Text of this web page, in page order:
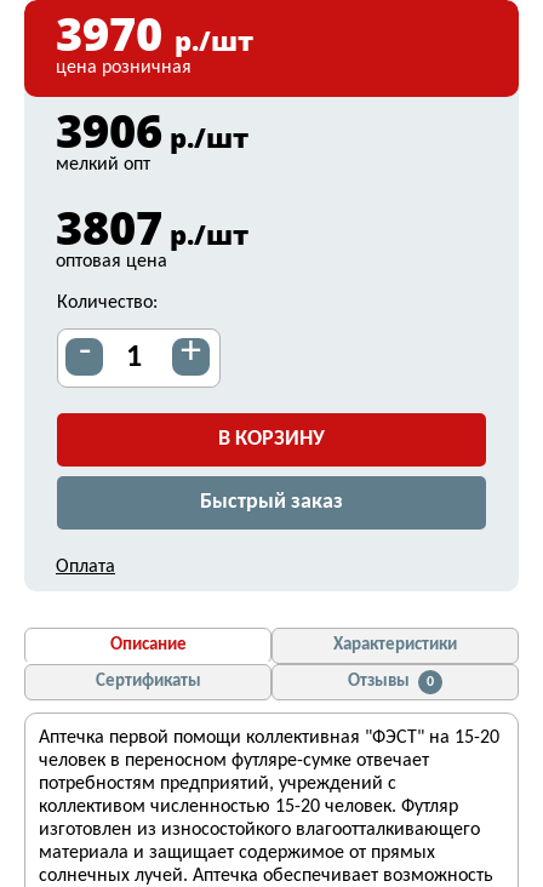
3970 р./шт
цена розничная
3906 р./шт
мелкий опт
3807 р./шт
оптовая цена
Количество:
- +
В КОРЗИНУ
Быстрый заказ
Оплата
Описание
Характеристики
Сертификаты
Отзывы 0
Аптечка первой помощи коллективная "ФЭСТ" на 15-20
человек в переносном футляре-сумке отвечает
потребностям предприятий, учреждений с
коллективом численностью 15-20 человек. Футляр
изготовлен из износостойкого влагоотталкивающего
материала и защищает содержимое от прямых
солнечных лучей. Аптечка обеспечивает возможность